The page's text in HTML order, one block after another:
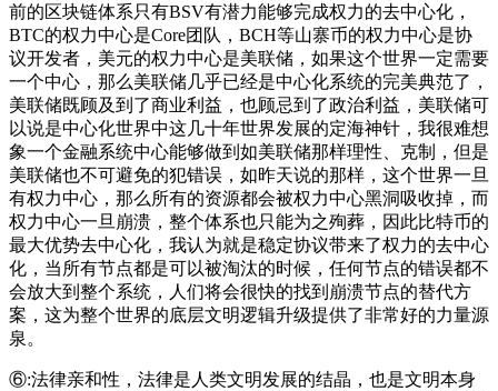
前的区块链体系只有BSV有潜力能够完成权力的去中心化，
BTC的权力中心是Core团队，BCH等山寨币的权力中心是协
议开发者，美元的权力中心是美联储，如果这个世界一定需要
一个中心，那么美联储几乎已经是中心化系统的完美典范了，
美联储既顾及到了商业利益，也顾忌到了政治利益，美联储可
以说是中心化世界中这几十年世界发展的定海神针，我很难想
象一个金融系统中心能够做到如美联储那样理性、克制，但是
美联储也不可避免的犯错误，如昨天说的那样，这个世界一旦
有权力中心，那么所有的资源都会被权力中心黑洞吸收掉，而
权力中心一旦崩溃，整个体系也只能为之殉葬，因此比特币的
最大优势去中心化，我认为就是稳定协议带来了权力的去中心
化，当所有节点都是可以被淘汰的时候，任何节点的错误都不
会放大到整个系统，人们将会很快的找到崩溃节点的替代方
案，这为整个世界的底层文明逻辑升级提供了非常好的力量源
泉。
⑥:法律亲和性，法律是人类文明发展的结晶，也是文明本身